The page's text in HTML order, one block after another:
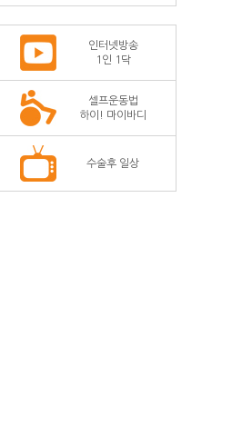
인터넷방송
1인 1닥
셀프운동법
하이! 마이바디
수술후 일상